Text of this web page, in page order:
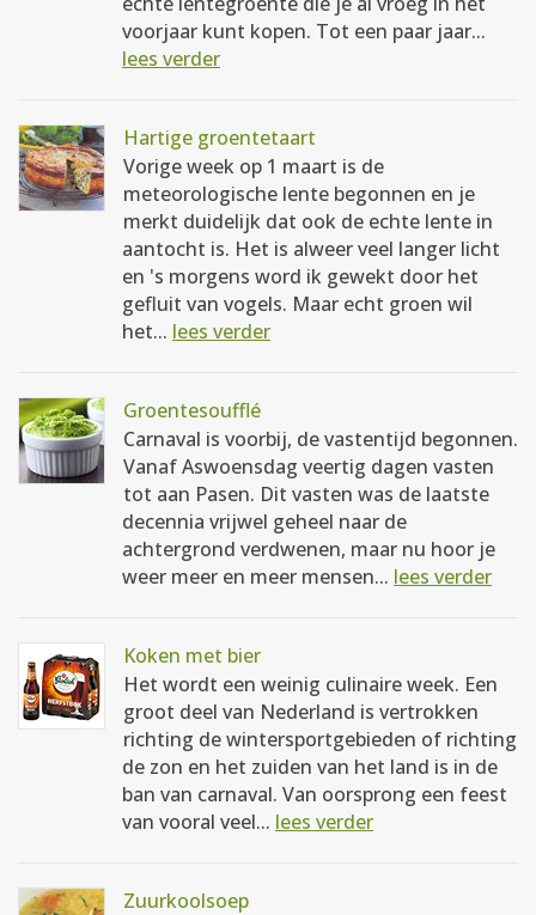
voorjaar kunt kopen. Tot een paar jaar...
lees verder
Hartige groentetaart
Vorige week op 1 maart is de
meteorologische lente begonnen en je
merkt duidelijk dat ook de echte lente in
aantocht is. Het is alweer veel langer licht
en 's morgens word ik gewekt door het
gefluit van vogels. Maar echt groen wil
het... lees verder
Groentesoufflé
Carnaval is voorbij, de vastentijd begonnen.
Vanaf Aswoensdag veertig dagen vasten
tot aan Pasen. Dit vasten was de laatste
decennia vrijwel geheel naar de
achtergrond verdwenen, maar nu hoor je
weer meer en meer mensen... lees verder
Koken met bier
Het wordt een weinig culinaire week. Een
groot deel van Nederland is vertrokken
richting de wintersportgebieden of richting
de zon en het zuiden van het land is in de
ban van carnaval. Van oorsprong een feest
van vooral veel... lees verder
Zuurkoolsoep